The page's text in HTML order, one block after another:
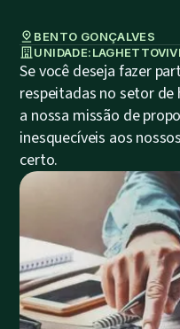
BENTO GONÇALVES
UNIDADE:LAGHETTO
Se você deseja fazer
respeitadas no setor
a nossa missão de
inesquecíveis aos
certo.